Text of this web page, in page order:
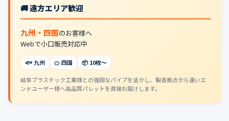
🚚 遠方エリア歓迎
九州・四国のお客様へ
Webで小口販売対応中
🐟 九州 🍊 四国 📦 10枚〜
岐阜プラスチック工業様との強固なパイプを活かし、製造拠点から遠いエ
ンドユーザー様へ高品質パレットを直接お届けします。